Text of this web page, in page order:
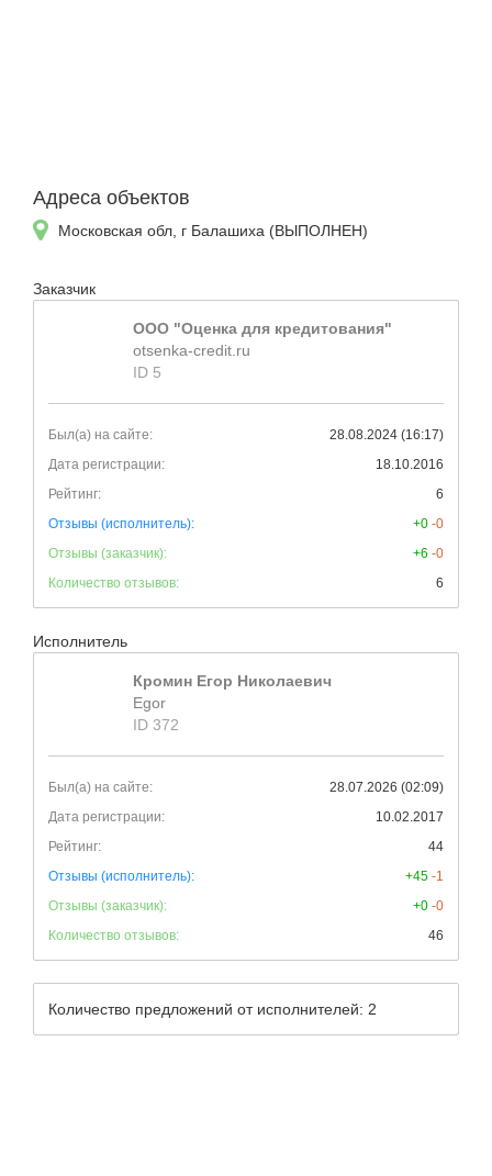
Адреса объектов
Московская обл, г Балашиха (ВЫПОЛНЕН)
Заказчик
ООО "Оценка для кредитования"
otsenka-credit.ru
ID 5
Был(а) на сайте:
28.08.2024 (16:17)
Дата регистрации:
18.10.2016
Рейтинг:
6
Отзывы (исполнитель):
+0 -0
Отзывы (заказчик):
+6 -0
Количество отзывов:
6
Исполнитель
Кромин Егор Николаевич
Egor
ID 372
Был(а) на сайте:
28.07.2026 (02:09)
Дата регистрации:
10.02.2017
Рейтинг:
44
Отзывы (исполнитель):
+45 -1
Отзывы (заказчик):
+0 -0
Количество отзывов:
46
Количество предложений от исполнителей: 2